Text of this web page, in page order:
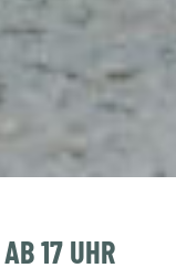
17 UHR